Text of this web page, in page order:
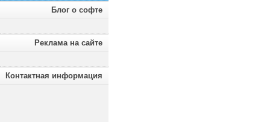
Блог о софте
Реклама на сайте
Контактная информация